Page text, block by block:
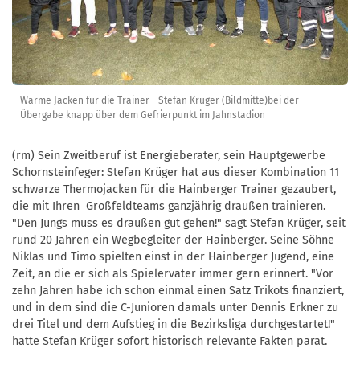
Warme Jacken für die Trainer - Stefan Krüger (Bildmitte)bei der
Übergabe knapp über dem Gefrierpunkt im Jahnstadion
(rm) Sein Zweitberuf ist Energieberater, sein Hauptgewerbe
Schornsteinfeger: Stefan Krüger hat aus dieser Kombination 11
schwarze Thermojacken für die Hainberger Trainer gezaubert,
die mit Ihren Großfeldteams ganzjährig draußen trainieren.
"Den Jungs muss es draußen gut gehen!" sagt Stefan Krüger, seit
rund 20 Jahren ein Wegbegleiter der Hainberger. Seine Söhne
Niklas und Timo spielten einst in der Hainberger Jugend, eine
Zeit, an die er sich als Spielervater immer gern erinnert. "Vor
zehn Jahren habe ich schon einmal einen Satz Trikots finanziert,
und in dem sind die C-Junioren damals unter Dennis Erkner zu
drei Titel und dem Aufstieg in die Bezirksliga durchgestartet!"
hatte Stefan Krüger sofort historisch relevante Fakten parat.